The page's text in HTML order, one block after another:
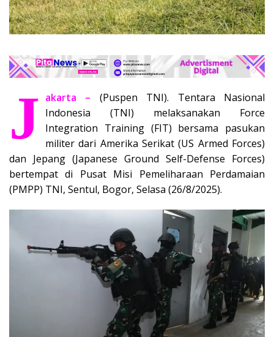
J akarta –
(Puspen TNI). Tentara Nasional
Indonesia (TNI) melaksanakan Force
Integration Training (FIT) bersama pasukan
militer dari Amerika Serikat (US Armed Forces)
dan Jepang (Japanese Ground Self-Defense Forces)
bertempat di Pusat Misi Pemeliharaan Perdamaian
(PMPP) TNI, Sentul, Bogor, Selasa (26/8/2025).